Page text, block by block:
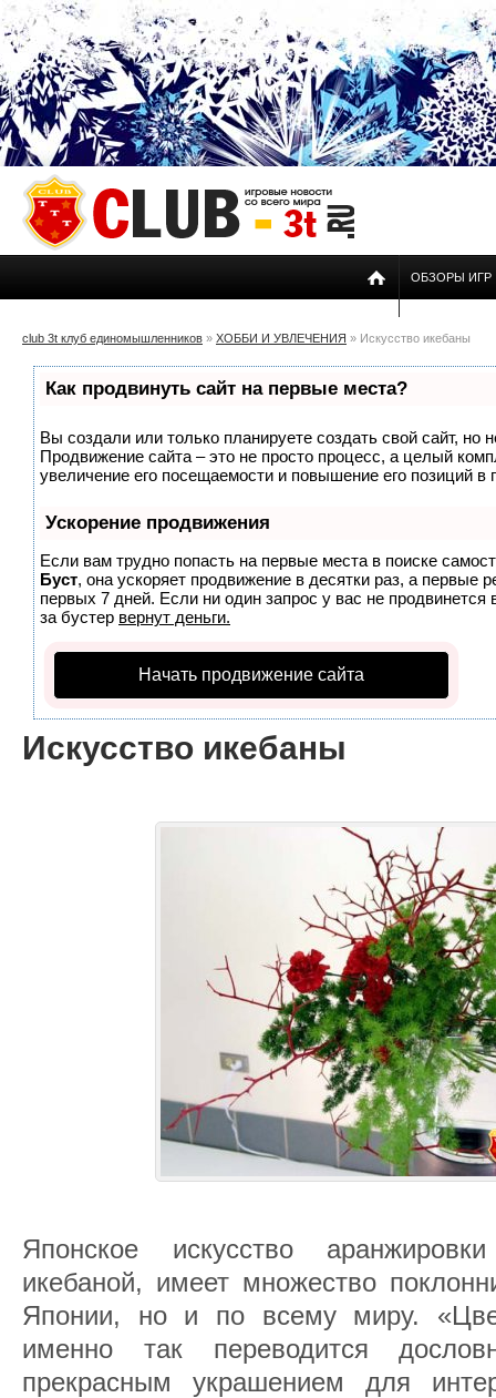
ОБЗОРЫ ИГР
club 3t клуб единомышленников » ХОББИ И УВЛЕЧЕНИЯ » Искусство икебаны
Как продвинуть сайт на первые места?
Вы создали или только планируете создать свой сайт, но
Продвижение сайта – это не просто процесс, а целый
увеличение его посещаемости и повышение его позиций в
Ускорение продвижения
Если вам трудно попасть на первые места в поиске
Буст, она ускоряет продвижение в десятки раз, а первые
первых 7 дней. Если ни один запрос у вас не продвинется
за бустер вернут деньги.
Начать продвижение сайта
Искусство икебаны
Японское искусство
икебаной, имеет множество
Японии, но и по всему миру.
именно так переводится
прекрасным украшением для